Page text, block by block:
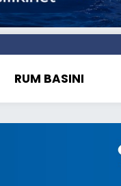
RUM BASINI